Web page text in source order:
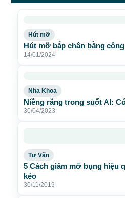
Hút mỡ
Hút mỡ bắp chân bằng
14/01/2024
Nha Khoa
Niềng răng trong suốt AI:
30/04/2023
Tư Vấn
5 Cách giảm mỡ bụng hiệu
kéo
30/11/2019